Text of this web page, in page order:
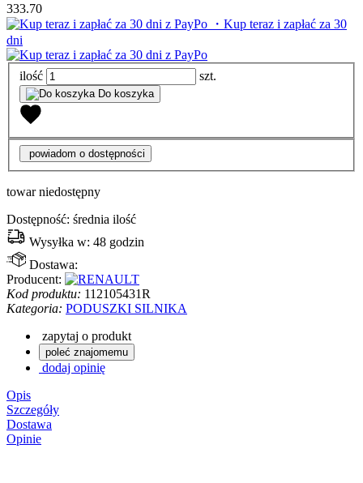
333.70
・Kup teraz i zapłać za 30
dni
ilość szt.
Do koszyka
powiadom o dostępności
towar niedostępny
Dostępność: średnia ilość
Wysyłka w: 48 godzin
Dostawa:
Producent:
Kod produktu: 112105431R
Kategoria: PODUSZKI SILNIKA
zapytaj o produkt
poleć znajomemu
dodaj opinię
Opis
Szczegóły
Dostawa
Opinie